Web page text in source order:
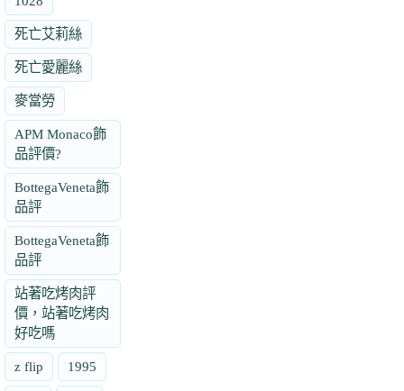
死亡艾莉絲
死亡愛麗絲
麥當勞
APM Monaco飾
品評價?
BottegaVeneta飾
品評
BottegaVeneta飾
品評
站著吃烤肉評
價，站著吃烤肉
好吃嗎
z flip 1995